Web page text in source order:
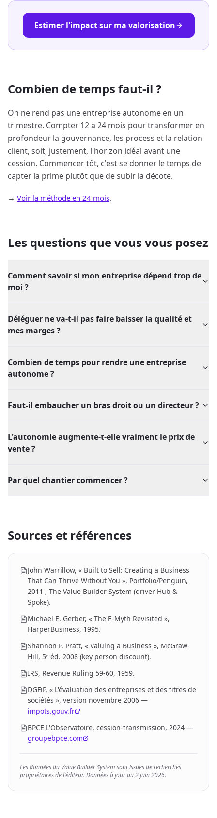
Estimer l'impact sur ma valorisation
Combien de temps faut-il ?
On ne rend pas une entreprise autonome en un
trimestre. Compter 12 à 24 mois pour transformer en
profondeur la gouvernance, les process et la relation
client, soit, justement, l'horizon idéal avant une
cession. Commencer tôt, c'est se donner le temps de
capter la prime plutôt que de subir la décote.
→ Voir la méthode en 24 mois.
Les questions que vous vous posez
Comment savoir si mon entreprise dépend trop de
moi ?
Déléguer ne va-t-il pas faire baisser la qualité et
mes marges ?
Combien de temps pour rendre une entreprise
autonome ?
Faut-il embaucher un bras droit ou un directeur ?
L'autonomie augmente-t-elle vraiment le prix de
vente ?
Par quel chantier commencer ?
Sources et références
John Warrillow, « Built to Sell: Creating a Business
That Can Thrive Without You », Portfolio/Penguin,
2011 ; The Value Builder System (driver Hub &
Spoke).
Michael E. Gerber, « The E-Myth Revisited »,
HarperBusiness, 1995.
Shannon P. Pratt, « Valuing a Business », McGraw-
Hill, 5ᵉ éd. 2008 (key person discount).
IRS, Revenue Ruling 59-60, 1959.
DGFiP, « L'évaluation des entreprises et des titres de
sociétés », version novembre 2006 —
impots.gouv.fr
BPCE L'Observatoire, cession-transmission, 2024 —
groupebpce.com
Les données du Value Builder System sont issues de recherches
propriétaires de l'éditeur. Données à jour au2 juin 2026.